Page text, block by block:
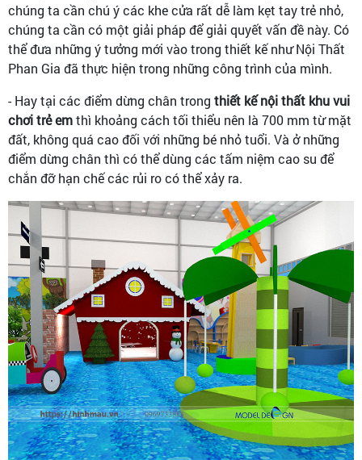
chúng ta cần chú ý các khe cửa rất dễ làm kẹt tay trẻ nhỏ,
chúng ta cần có một giải pháp để giải quyết vấn đề này. Có
thể đưa những ý tưởng mới vào trong thiết kế như Nội Thất
Phan Gia đã thực hiện trong những công trình của mình.
- Hay tại các điểm dừng chân trong thiết kế nội thất khu vui
chơi trẻ emthì khoảng cách tối thiểu nên là 700 mm từ mặt
đất, không quá cao đối với những bé nhỏ tuổi. Và ở những
điểm dừng chân thì có thể dùng các tấm niệm cao su để
chắn đỡ hạn chế các rủi ro có thể xảy ra.